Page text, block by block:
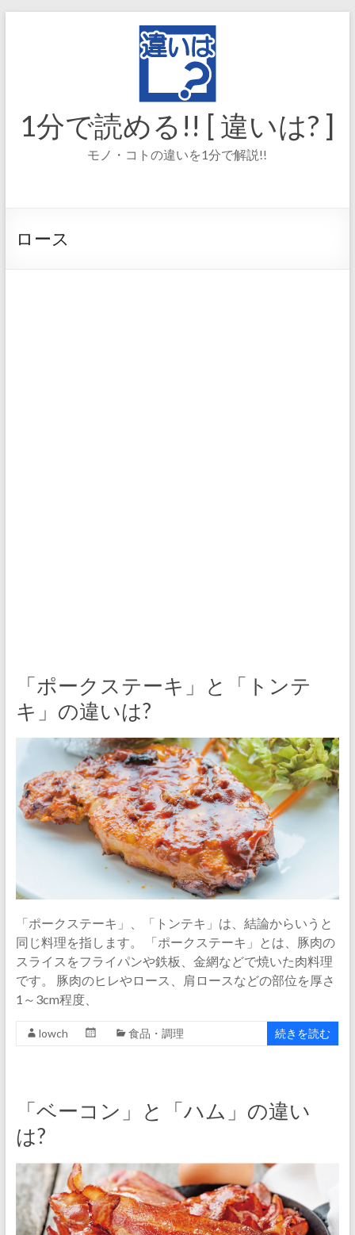
1分で読める!! [ 違いは? ]
モノ・コトの違いを1分で解説!!
ロース
「ポークステーキ」と「トンテ
キ」の違いは?
「ポークステーキ」、「トンテキ」は、結論からいうと
同じ料理を指します。 「ポークステーキ」とは、豚肉の
スライスをフライパンや鉄板、金網などで焼いた肉料理
です。 豚肉のヒレやロース、肩ロースなどの部位を厚さ
1～3cm程度、
lowch 食品・調理 続きを読む
「ベーコン」と「ハム」の違い
は?